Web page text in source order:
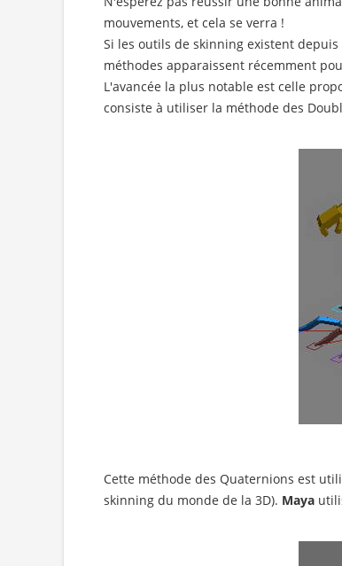
mouvements, et cela se verra !
Si les outils de skinning existent
méthodes apparaissent récemment
L'avancée la plus notable est celle
consiste à utiliser la méthode des
Cette méthode des Quaternions est
skinning du monde de la 3D). Maya